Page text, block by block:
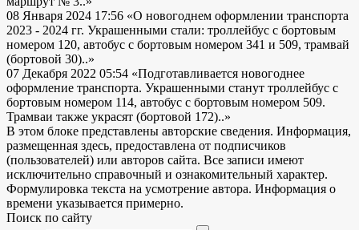
08 Января 2024 17:56 «О новогоднем оформлении транспорта
2023 - 2024 гг. Украшенными стали: троллейбус с бортовым
номером 120, автобус с бортовым номером 341 и 509, трамвай
(бортовой 30)..»
07 Декабря 2022 05:54 «Подготавливается новогоднее
оформление транспорта. Украшенными станут троллейбус с
бортовым номером 114, автобус с бортовым номером 509.
Трамваи также украсят (бортовой 172)..»
В этом блоке представлены авторские сведения. Информация,
размещенная здесь, предоставлена от подписчиков
(пользователей) или авторов сайта. Все записи имеют
исключительно справочный и ознакомительный характер.
Формулировка текста на усмотрение автора. Информация о
времени указывается примерно.
Поиск по сайту